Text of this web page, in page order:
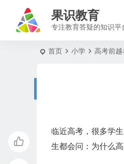
果识教育
专注教育答疑的知识平
首页 小学 高考前越
临近高考，很多学
生都会问：为什么